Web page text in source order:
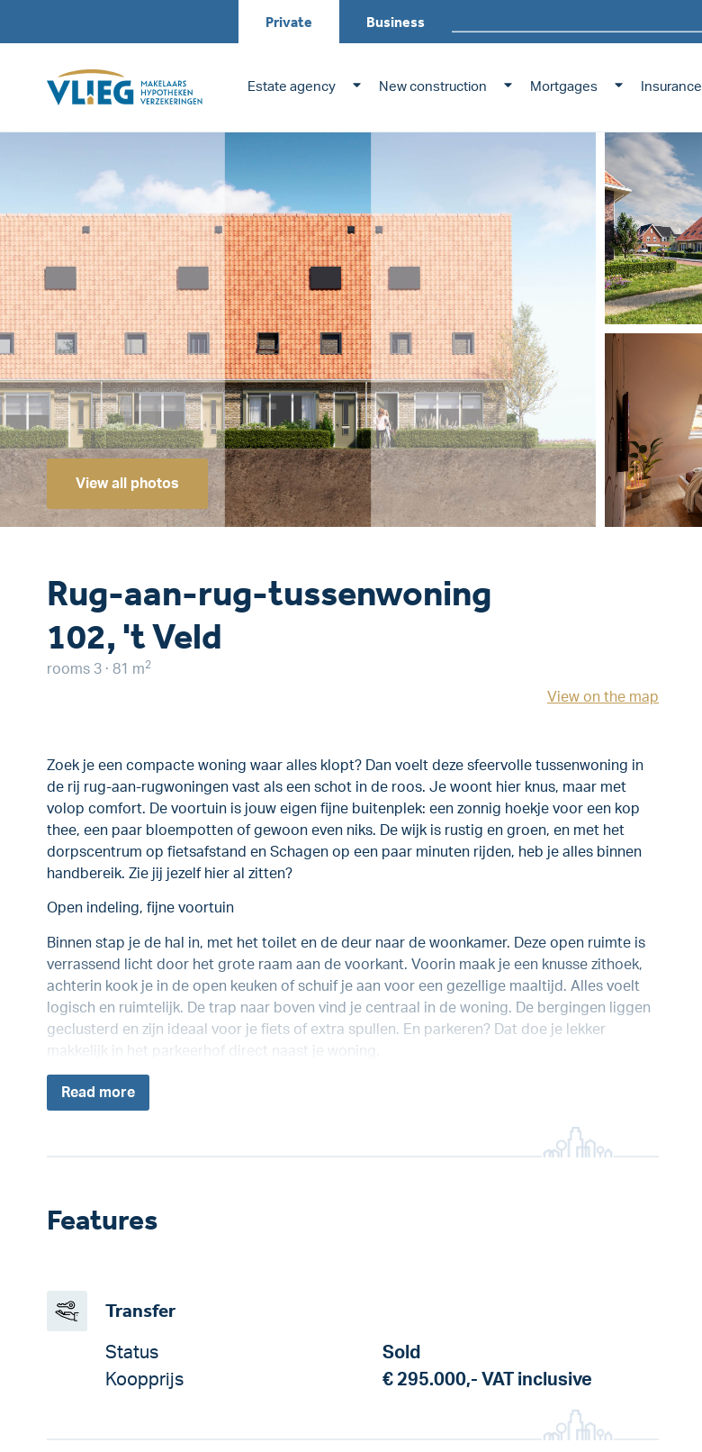
Private Business
Estate agency New construction Mortgages Insurance
View all photos
Rug-aan-rug-tussenwoning
102, 't Veld
rooms 3 · 81 m2
View on the map
Zoek je een compacte woning waar alles klopt? Dan voelt deze sfeervolle tussenwoning in
de rij rug-aan-rugwoningen vast als een schot in de roos. Je woont hier knus, maar met
volop comfort. De voortuin is jouw eigen fijne buitenplek: een zonnig hoekje voor een kop
thee, een paar bloempotten of gewoon even niks. De wijk is rustig en groen, en met het
dorpscentrum op fietsafstand en Schagen op een paar minuten rijden, heb je alles binnen
handbereik. Zie jij jezelf hier al zitten?
Open indeling, fijne voortuin
Binnen stap je de hal in, met het toilet en de deur naar de woonkamer. Deze open ruimte is
verrassend licht door het grote raam aan de voorkant. Voorin maak je een knusse zithoek,
achterin kook je in de open keuken of schuif je aan voor een gezellige maaltijd. Alles voelt
logisch en ruimtelijk. De trap naar boven vind je centraal in de woning. De bergingen liggen
geclusterd en zijn ideaal voor je fiets of extra spullen. En parkeren? Dat doe je lekker
makkelijk in het parkeerhof direct naast je woning.
Read more
Features
Transfer
Status
Sold
Koopprijs
€ 295.000,- VAT inclusive